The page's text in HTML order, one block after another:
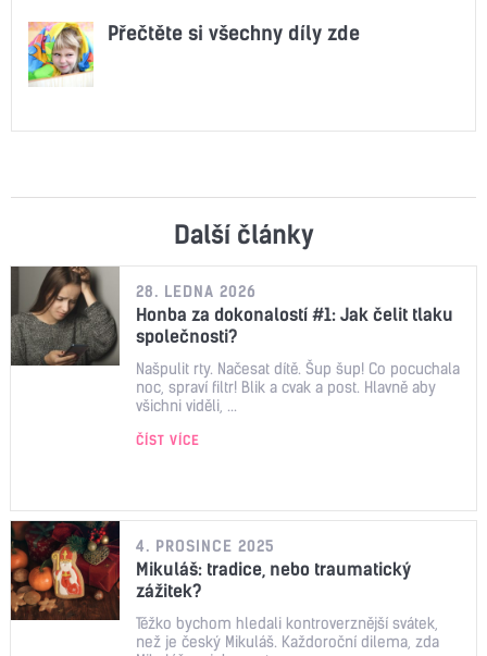
Přečtěte si všechny díly zde
Další články
28. LEDNA 2026
Honba za dokonalostí #1: Jak čelit tlaku
společnosti?
Našpulit rty. Načesat dítě. Šup šup! Co pocuchala
noc, spraví filtr! Blik a cvak a post. Hlavně aby
všichni viděli, ...
ČÍST VÍCE
4. PROSINCE 2025
Mikuláš: tradice, nebo traumatický
zážitek?
Těžko bychom hledali kontroverznější svátek,
než je český Mikuláš. Každoroční dilema, zda